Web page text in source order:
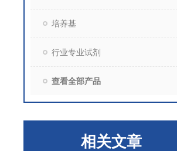
培养基
行业专业试剂
查看全部产品
相关文章